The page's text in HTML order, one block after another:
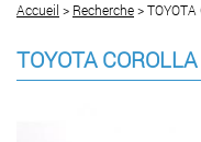
Accueil > Recherche>
TOYOTA